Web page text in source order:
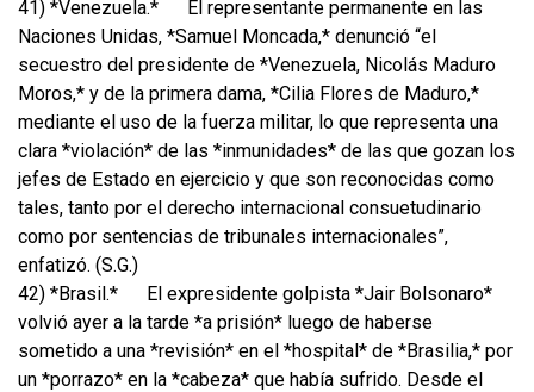
41) *Venezuela.*
El representante permanente en las
Naciones Unidas, *Samuel Moncada,* denunció “el
secuestro del presidente de *Venezuela, Nicolás Maduro
Moros,* y de la primera dama, *Cilia Flores de Maduro,*
mediante el uso de la fuerza militar, lo que representa una
clara *violación* de las *inmunidades* de las que gozan los
jefes de Estado en ejercicio y que son reconocidas como
tales, tanto por el derecho internacional consuetudinario
como por sentencias de tribunales internacionales”,
enfatizó. (S.G.)
42) *Brasil.*
El expresidente golpista *Jair Bolsonaro*
volvió ayer a la tarde *a prisión* luego de haberse
sometido a una *revisión* en el *hospital* de *Brasilia,* por
un *porrazo* en la *cabeza* que había sufrido. Desde el